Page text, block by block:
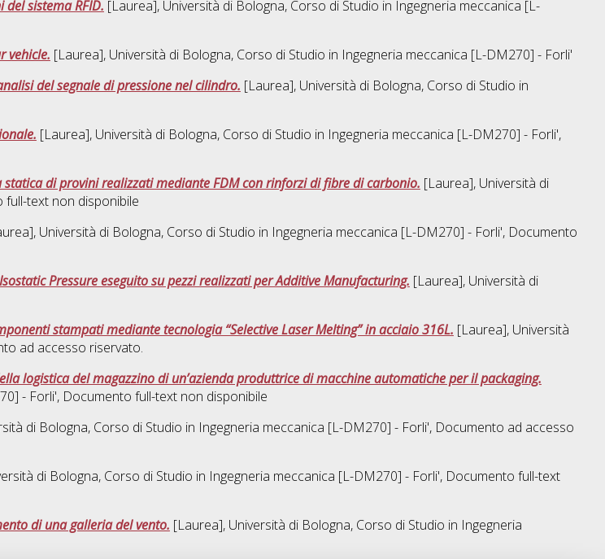
sistema RFID. [Laurea], Università di Bologna, Corso di Studio in Ingegneria meccanica [L-
vehicle. [Laurea], Università di Bologna, Corso di Studio in Ingegneria meccanica [L-DM270] - Forli'
del segnale di pressione nel cilindro. [Laurea], Università di Bologna, Corso di Studio in
[Laurea], Università di Bologna, Corso di Studio in Ingegneria meccanica [L-DM270] - Forli',
di provini realizzati mediante FDM con rinforzi di fibre di carbonio. [Laurea], Università di
full-text non disponibile
Università di Bologna, Corso di Studio in Ingegneria meccanica [L-DM270] - Forli', Documento
Pressure eseguito su pezzi realizzati per Additive Manufacturing. [Laurea], Università di
stampati mediante tecnologia “Selective Laser Melting” in acciaio 316L. [Laurea], Università
ad accesso riservato.
logistica del magazzino di un’azienda produttrice di macchine automatiche per il packaging.
- Forli', Documento full-text non disponibile
di Bologna, Corso di Studio in Ingegneria meccanica [L-DM270] - Forli', Documento ad accesso
di Bologna, Corso di Studio in Ingegneria meccanica [L-DM270] - Forli', Documento full-text
di una galleria del vento. [Laurea], Università di Bologna, Corso di Studio in Ingegneria